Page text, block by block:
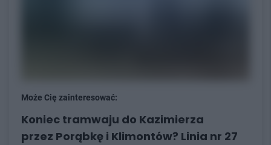
Może Cię zainteresować:
Koniec tramwaju do Kazimierza
przez Porąbkę i Klimontów? Linia nr 27